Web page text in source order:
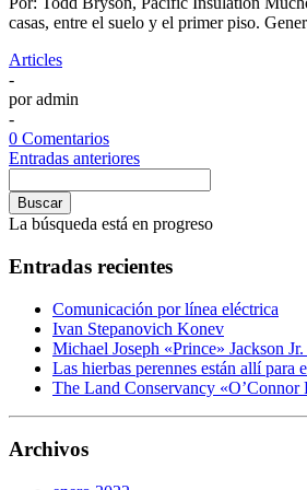
casas, entre el suelo y el primer piso.
Articles
-
poradmin
-
0 Comentarios
Entradas anteriores
Buscar
La búsqueda está en progreso
Entradas recientes
Comunicación por línea eléctrica
Ivan Stepanovich Konev
Michael Joseph «Prince» Jackson
Las hierbas perennes están allí para
The Land Conservancy «O’Connor
Archivos